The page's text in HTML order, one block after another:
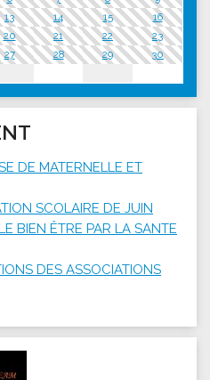
13 14 15
16
20 21 22
23
27 28 29
30
DE MATERNELLE ET
SCOLAIRE DE JUIN
BIEN ÊTRE PAR LA SANTE
DES ASSOCIATIONS